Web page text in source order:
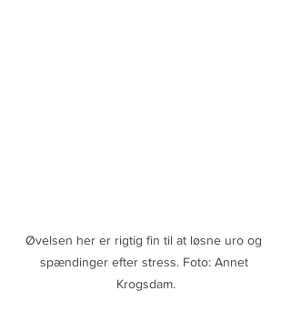
Øvelsen her er rigtig fin til at løsne uro og
spændinger efter stress. Foto: Annet
Krogsdam.